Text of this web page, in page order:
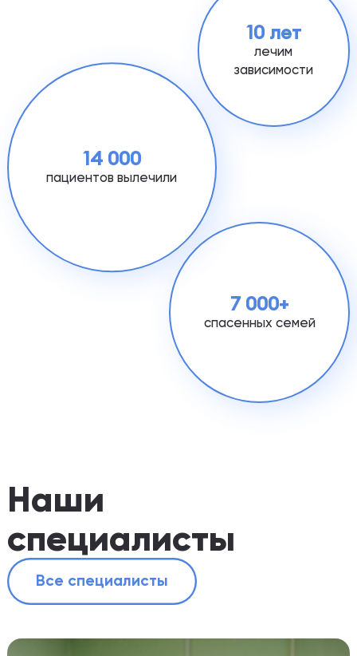
10 лет
лечим
зависимости
14 000
пациентов вылечили
7 000+
спасенных семей
Наши
специалисты
Все специалисты